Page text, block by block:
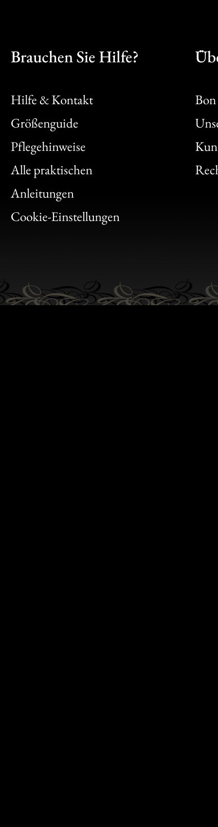
Brauchen Sie Hilfe?
Hilfe & Kontakt
Größenguide
Pflegehinweise
Alle praktischen
Anleitungen
Cookie-Einstellungen
Bon
Clic